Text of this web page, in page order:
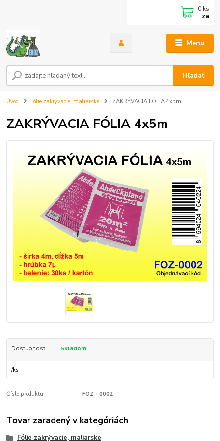
Menu
Hľadať
0 ks
za
Úvod Fólie zakrývacie, maliarske ZAKRÝVACIA FÓLIA 4x5m
ZAKRÝVACIA FÓLIA 4x5m
Dostupnosť Skladom
/ks
Číslo produktu: FOZ - 0002
Tovar zaradený v kategóriách
Fólie zakrývacie, maliarske